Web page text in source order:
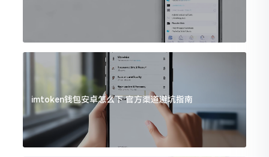
imtoken钱包安卓怎么下 官方渠道避坑指南